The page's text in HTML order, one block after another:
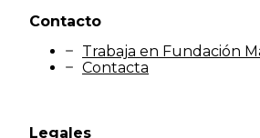
Contacto
Trabaja en Fundación
Contacta
Legales